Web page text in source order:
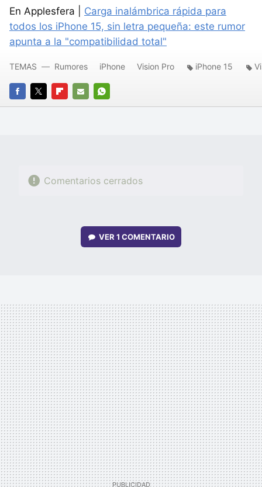
En Applesfera | Carga inalámbrica rápida para
todos los iPhone 15, sin letra pequeña: este rumor
apunta a la "compatibilidad total"
FACEBOOK
TWITTERFLIPBOARD
E-
WHATSAPP
TEMAS Rumores iPhone Vision Pro iPhone 15
Comentarios cerrados
VER 1 COMENTARIO